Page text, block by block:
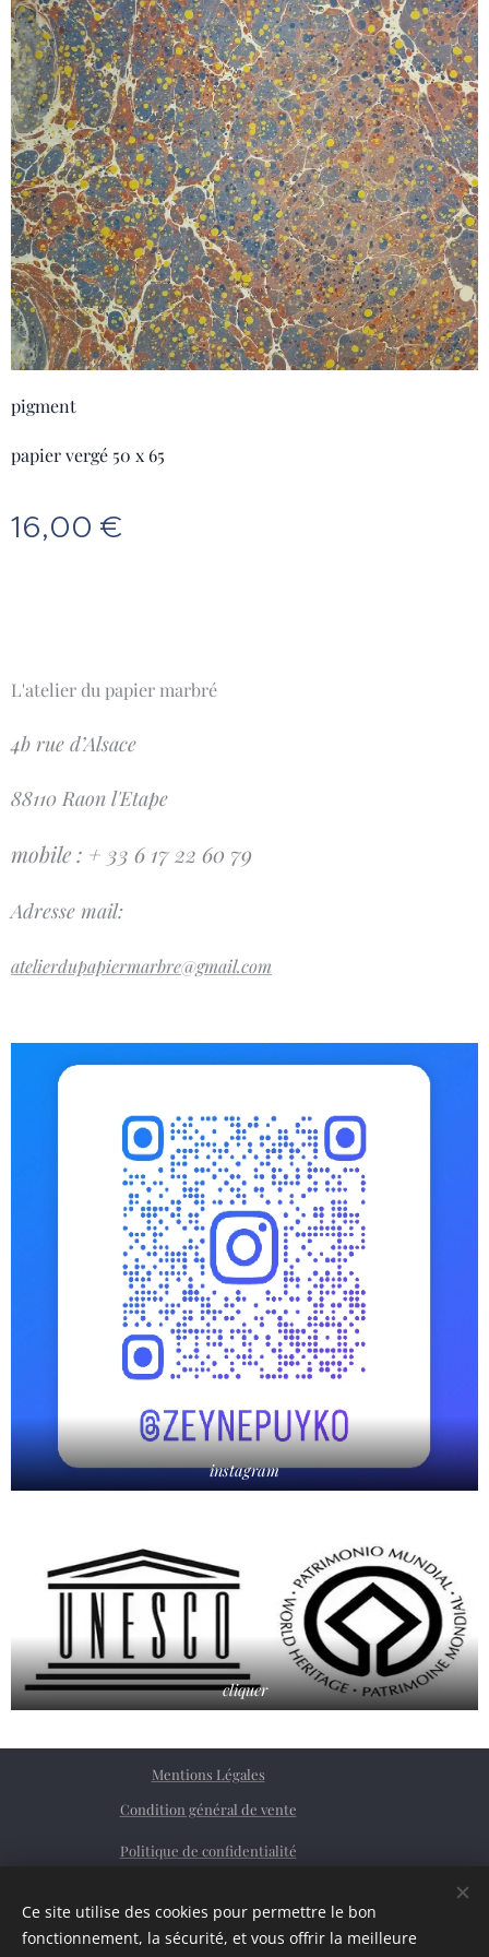
pigment
papier vergé 50 x 65
16,00 €
L'atelier du papier marbré
4b rue d’Alsace
88110 Raon l'Etape
mobile : + 33 6 17 22 60 79
Adresse mail:
atelierdupapiermarbre@gmail.com
instagram
cliquer
Mentions Légales
Condition général de vente
Politique de confidentialité
Siret76362379200023 Cookies
Ce site utilise des cookies pour permettre le bon
fonctionnement, la sécurité, et vous offrir la meilleure